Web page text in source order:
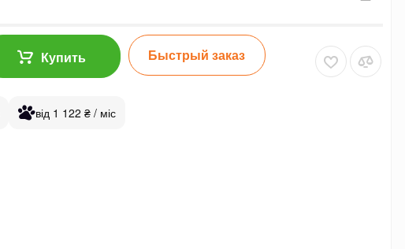
Купить Быстрый заказ
від 1 122 ₴ / міс